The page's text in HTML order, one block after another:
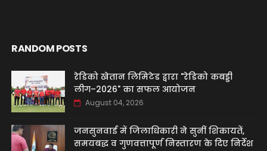
RANDOM POSTS
रेडिको खेतान लिमिटेड द्वारा "रेडिको कबड्डी
लीग–2026" का सफल आयोजन
August 04, 2026
जनसुनवाई में जिलाधिकारी ने सुनीं शिकायतें,
समयबद्ध व गुणवत्तापूर्ण निस्तारण के दिए निर्देश